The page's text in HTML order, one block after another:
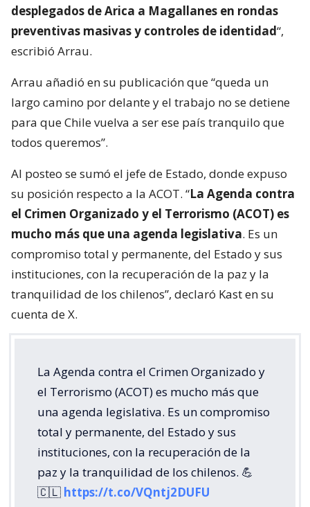
desplegados de Arica a Magallanes en rondas
preventivas masivas y controles de identidad“,
escribió Arrau.
Arrau añadió en su publicación que “queda un
largo camino por delante y el trabajo no se detiene
para que Chile vuelva a ser ese país tranquilo que
todos queremos”.
Al posteo se sumó el jefe de Estado, donde expuso
su posición respecto a la ACOT. “La Agenda contra
el Crimen Organizado y el Terrorismo (ACOT) es
mucho más que una agenda legislativa. Es un
compromiso total y permanente, del Estado y sus
instituciones, con la recuperación de la paz y la
tranquilidad de los chilenos”, declaró Kast en su
cuenta de X.
La Agenda contra el Crimen Organizado y
el Terrorismo (ACOT) es mucho más que
una agenda legislativa. Es un compromiso
total y permanente, del Estado y sus
instituciones, con la recuperación de la
paz y la tranquilidad de los chilenos. 💪
🇨🇱 https://t.co/VQntj2DUFU